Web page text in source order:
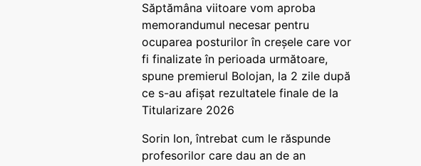
Săptămâna viitoare vom aproba
memorandumul necesar pentru
ocuparea posturilor în creșele care vor
fi finalizate în perioada următoare,
spune premierul Bolojan, la 2 zile după
ce s-au afișat rezultatele finale de la
Titularizare 2026
Sorin Ion, întrebat cum le răspunde
profesorilor care dau an de an